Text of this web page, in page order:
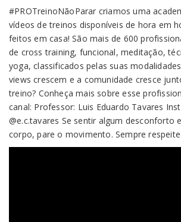
Login
#PROTreinoNãoParar criamos uma
vídeos de treinos disponíveis de hora em
feitos em casa! São mais de 600
de cross training, funcional, meditação,
yoga, classificados pelas suas
views crescem e a comunidade cresce
treino? Conheça mais sobre esse
canal: Professor: Luis Eduardo Tavares
@e.c.tavares Se sentir algum desconforto
corpo, pare o movimento. Sempre